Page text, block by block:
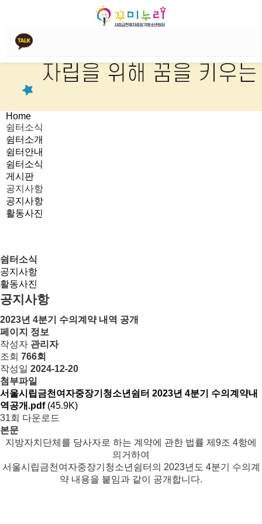
Home
쉼터소식
쉼터소개
쉼터안내
쉼터소식
게시판
공지사항
공지사항
활동사진
쉼터소식
공지사항
활동사진
공지사항
2023년 4분기 수의계약 내역 공개
페이지 정보
작성자 관리자
조회 766회
작성일 2024-12-20
첨부파일
서울시립금천여자중장기청소년쉼터 2023년 4분기 수의계약내
역공개.pdf(45.9K)
31회 다운로드
본문
지방자치단체를 당사자로 하는 계약에 관한 법률 제9조 4항에
의거하여
서울시립금천여자중장기청소년쉼터의 2023년도 4분기 수의계
약 내용을 붙임과 같이 공개합니다.